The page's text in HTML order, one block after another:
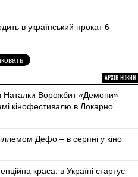
в український прокат 6
АРХІВ НОВИН
Наталки Ворожбит «Демони»
кінофестивалю в Локарно
Дефо – в серпні у кіно
краса: в Україні стартує